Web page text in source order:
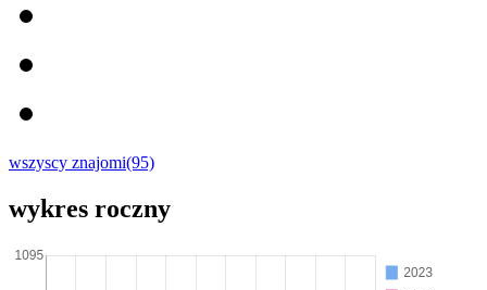
wszyscy znajomi(95)
wykres roczny